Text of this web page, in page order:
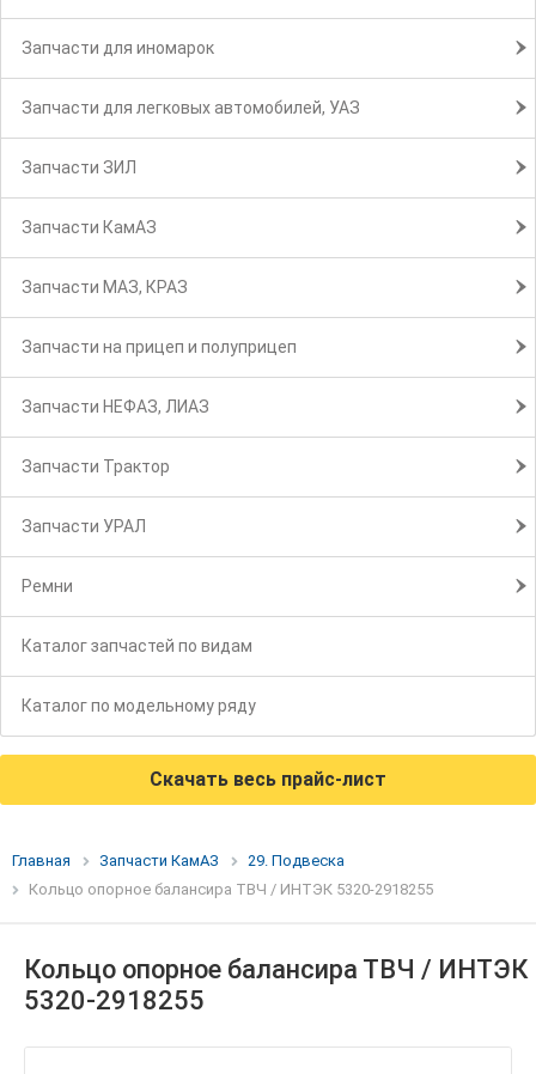
Запчасти для иномарок
Запчасти для легковых автомобилей, УАЗ
Запчасти ЗИЛ
Запчасти КамАЗ
Запчасти МАЗ, КРАЗ
Запчасти на прицеп и полуприцеп
Запчасти НЕФАЗ, ЛИАЗ
Запчасти Трактор
Запчасти УРАЛ
Ремни
Каталог запчастей по видам
Каталог по модельному ряду
Скачать весь прайс-лист
Главная Запчасти КамАЗ
29. Подвеска
Кольцо опорное балансира ТВЧ / ИНТЭК 5320-2918255
Кольцо опорное балансира ТВЧ / ИНТЭК
5320-2918255